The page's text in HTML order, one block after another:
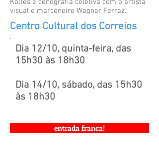
Koltés e cenografia coletiva com o artista
visual e marceneiro Wagner Ferraz.
Centro Cultural dos Correios
Dia 12/10, quinta-feira, das
15h30 às 18h30
Dia 14/10, sábado, das 15h30
às 18h30
entrada franca!